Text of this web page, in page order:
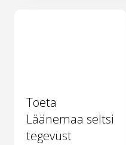
Toeta
Läänemaa seltsi
tegevust